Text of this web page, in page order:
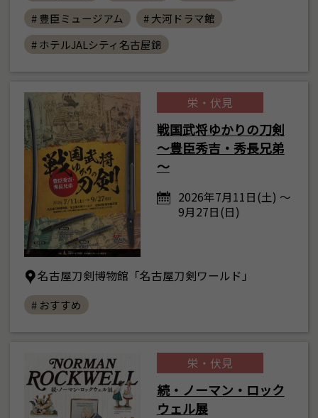
# 豊臣ミュージアム
# 大河ドラマ館
# ホテルJALシティ名古屋錦
栄・伏見
戦国武将ゆかりの刀剣
～豊臣秀吉・秀長兄弟
～
2026年7月11日(土) ～
9月27日(日)
名古屋刀剣博物館「名古屋刀剣ワールド」
# おすすめ
栄・伏見
続・ノーマン・ロック
ウェル展